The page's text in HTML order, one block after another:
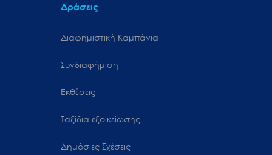
Δράσεις
Διαφημιστική Καμπάνια
Συνδιαφήμιση
Εκθέσεις
Ταξίδια εξοικείωσης
Δημόσιες Σχέσεις